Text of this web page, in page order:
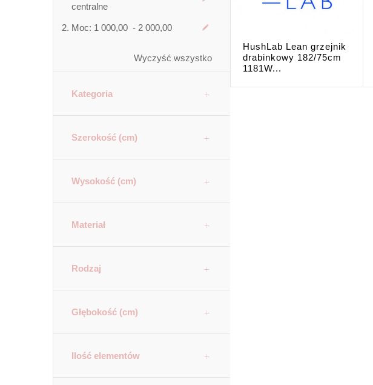
centralne
Moc: 1 000,00 - 2 000,00
Wyczyść wszystko
Kategoria
Szerokość (cm)
Wysokość (cm)
Materiał
Rodzaj
Głębokość (cm)
Ilość elementów
HushLab Lean grzejnik
drabinkowy 182/75cm
1181W...